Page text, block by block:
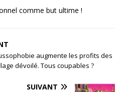
comme but ultime !
augmente les profits des
dévoilé. Tous coupables ?
SUIVANT